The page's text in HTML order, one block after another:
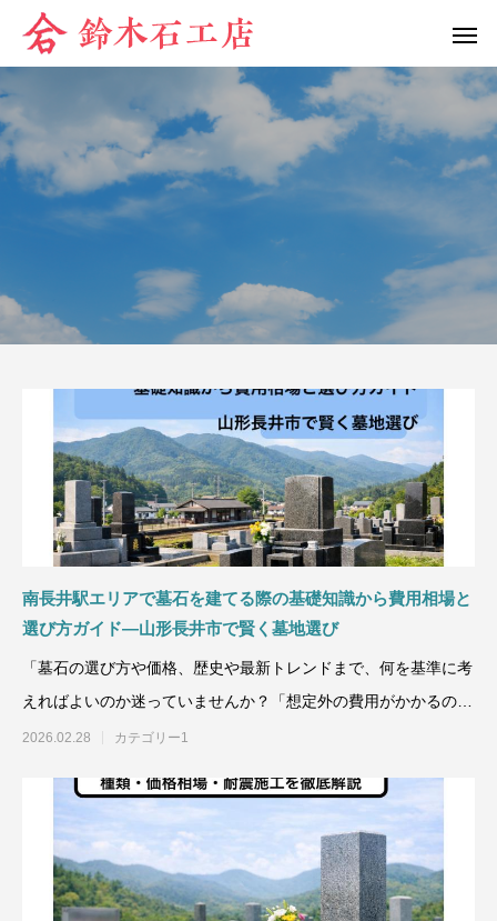
南長井駅エリアで墓石を建てる際の基礎知識から費用相場と
選び方ガイド―山形長井市で賢く墓地選び
「墓石の選び方や価格、歴史や最新トレンドまで、何を基準に考
えればよいのか迷っていませんか？「想定外の費用がかかるので
は…」「山形や長井市
2026.02.28 カテゴリー1